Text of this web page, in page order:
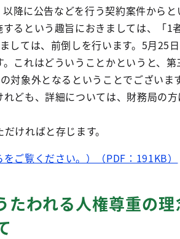
降に公告などを行う契約案件からと
るという趣旨におきましては、「1
しては、前倒しを行います。5月25
これはどういうことかというと、
象外となるということでございます
ども、詳細については、財務局の
ければと存じます。
ご覧ください。）（PDF：191KB）
われる人権尊重の理